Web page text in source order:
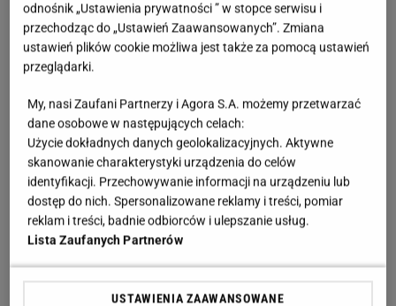
Zobacz wideoSektor bankowy ma za sobą
rekordowo zyskowny rok. Co za tym stoi?
Wypłata gotówki z bankomatu. Jakie limity
obowiązują w Polsce?
Celem takich limitów jest zapewnienie
bezpieczeństwa środkom przechowywanym na
kontach bankowych oraz płynności operacyjnej. Ich
wysokość zależy od kilku czynników, w tym polityki
banku, rodzaju konta i karty płatniczej czy ustawień
użytkownika w bankowości internetowej lub aplikacji
odnośnik „Ustawienia prywatności ” w stopce serwisu i
przechodząc do „Ustawień Zaawansowanych”. Zmiana
ustawień plików cookie możliwa jest także za pomocą ustawień
przeglądarki.
My, nasi Zaufani Partnerzy i Agora S.A. możemy przetwarzać
dane osobowe w następujących celach:
Użycie dokładnych danych geolokalizacyjnych. Aktywne
skanowanie charakterystyki urządzenia do celów
identyfikacji. Przechowywanie informacji na urządzeniu lub
dostęp do nich. Spersonalizowane reklamy i treści, pomiar
reklam i treści, badnie odbiorców i ulepszanie usług.
Lista Zaufanych Partnerów
USTAWIENIA ZAAWANSOWANE